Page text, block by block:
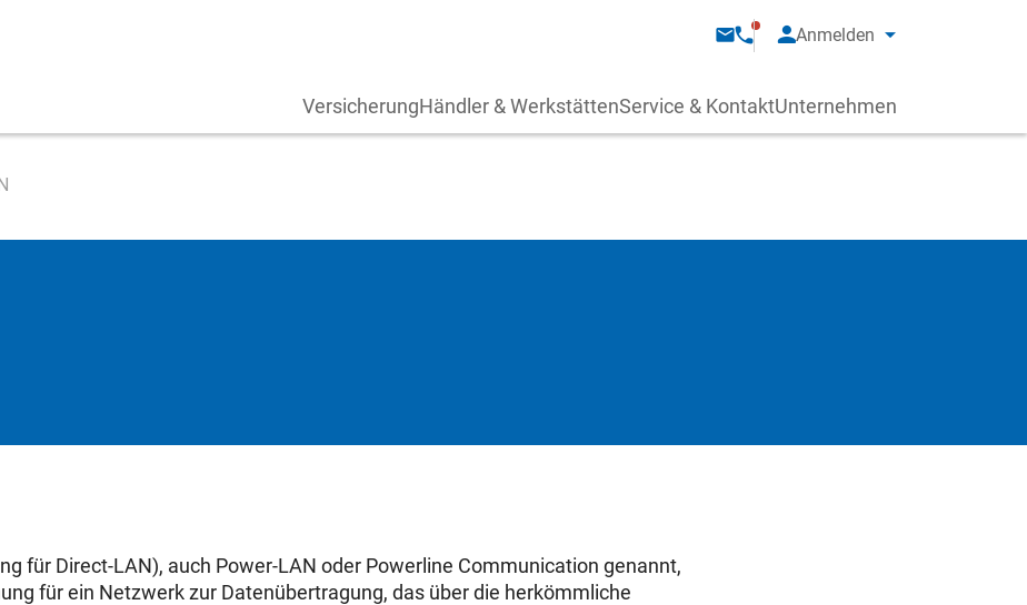
Anmelden
VersicherungHändler & WerkstättenService & KontaktUnternehmen
für Direct-LAN), auch Power-LAN oder Powerline Communication genannt,
für ein Netzwerk zur Datenübertragung, das über die herkömmliche